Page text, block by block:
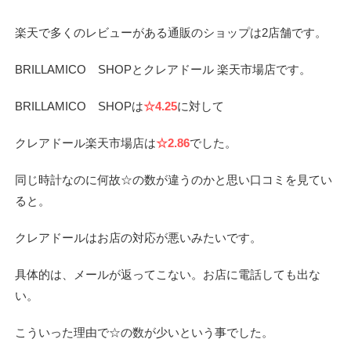
楽天で多くのレビューがある通販のショップは2店舗です。
BRILLAMICO SHOPとクレアドール 楽天市場店です。
BRILLAMICO SHOPは☆4.25に対して
クレアドール楽天市場店は☆2.86でした。
同じ時計なのに何故☆の数が違うのかと思い口コミを見てい
ると。
クレアドールはお店の対応が悪いみたいです。
具体的は、メールが返ってこない。お店に電話しても出な
い。
こういった理由で☆の数が少いという事でした。